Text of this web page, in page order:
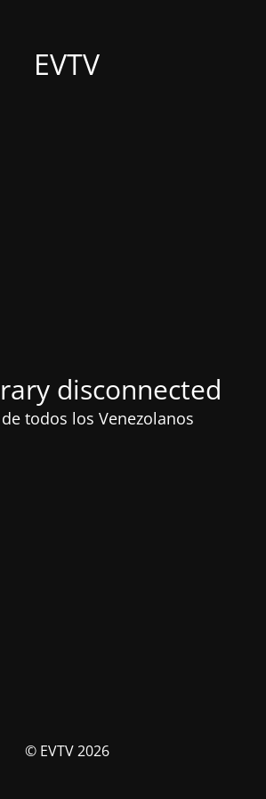
EVTV
disconnected
todos los Venezolanos
© EVTV 2026